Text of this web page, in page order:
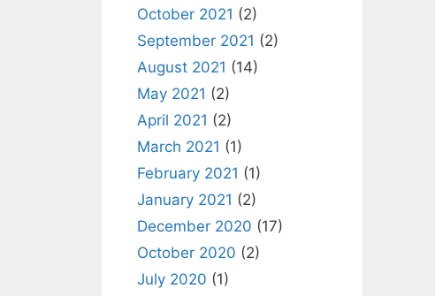
October 2021 (2)
September 2021 (2)
August 2021 (14)
May 2021 (2)
April 2021 (2)
March 2021 (1)
February 2021 (1)
January 2021 (2)
December 2020 (17)
October 2020 (2)
July 2020 (1)